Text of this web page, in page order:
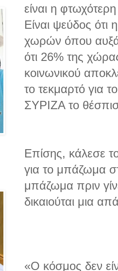
είναι η
Είναι ψεύδος
χωρών όπου
ότι 26% της
κοινωνικού
το τεκμαρτό για
ΣΥΡΙΖΑ το
Επίσης, κάλεσε
για το μπάζωμα
μπάζωμα πριν
δικαιούται μια
«Ο κόσμος δεν